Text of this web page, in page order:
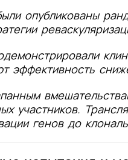
опубликованы
эффективность
участников.
генов до